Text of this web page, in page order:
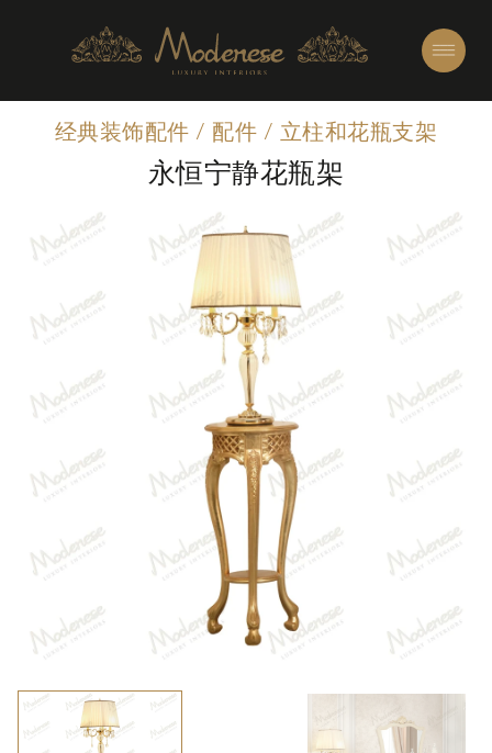
经典装饰配件 / 配件 / 立柱和花瓶支架
永恒宁静花瓶架